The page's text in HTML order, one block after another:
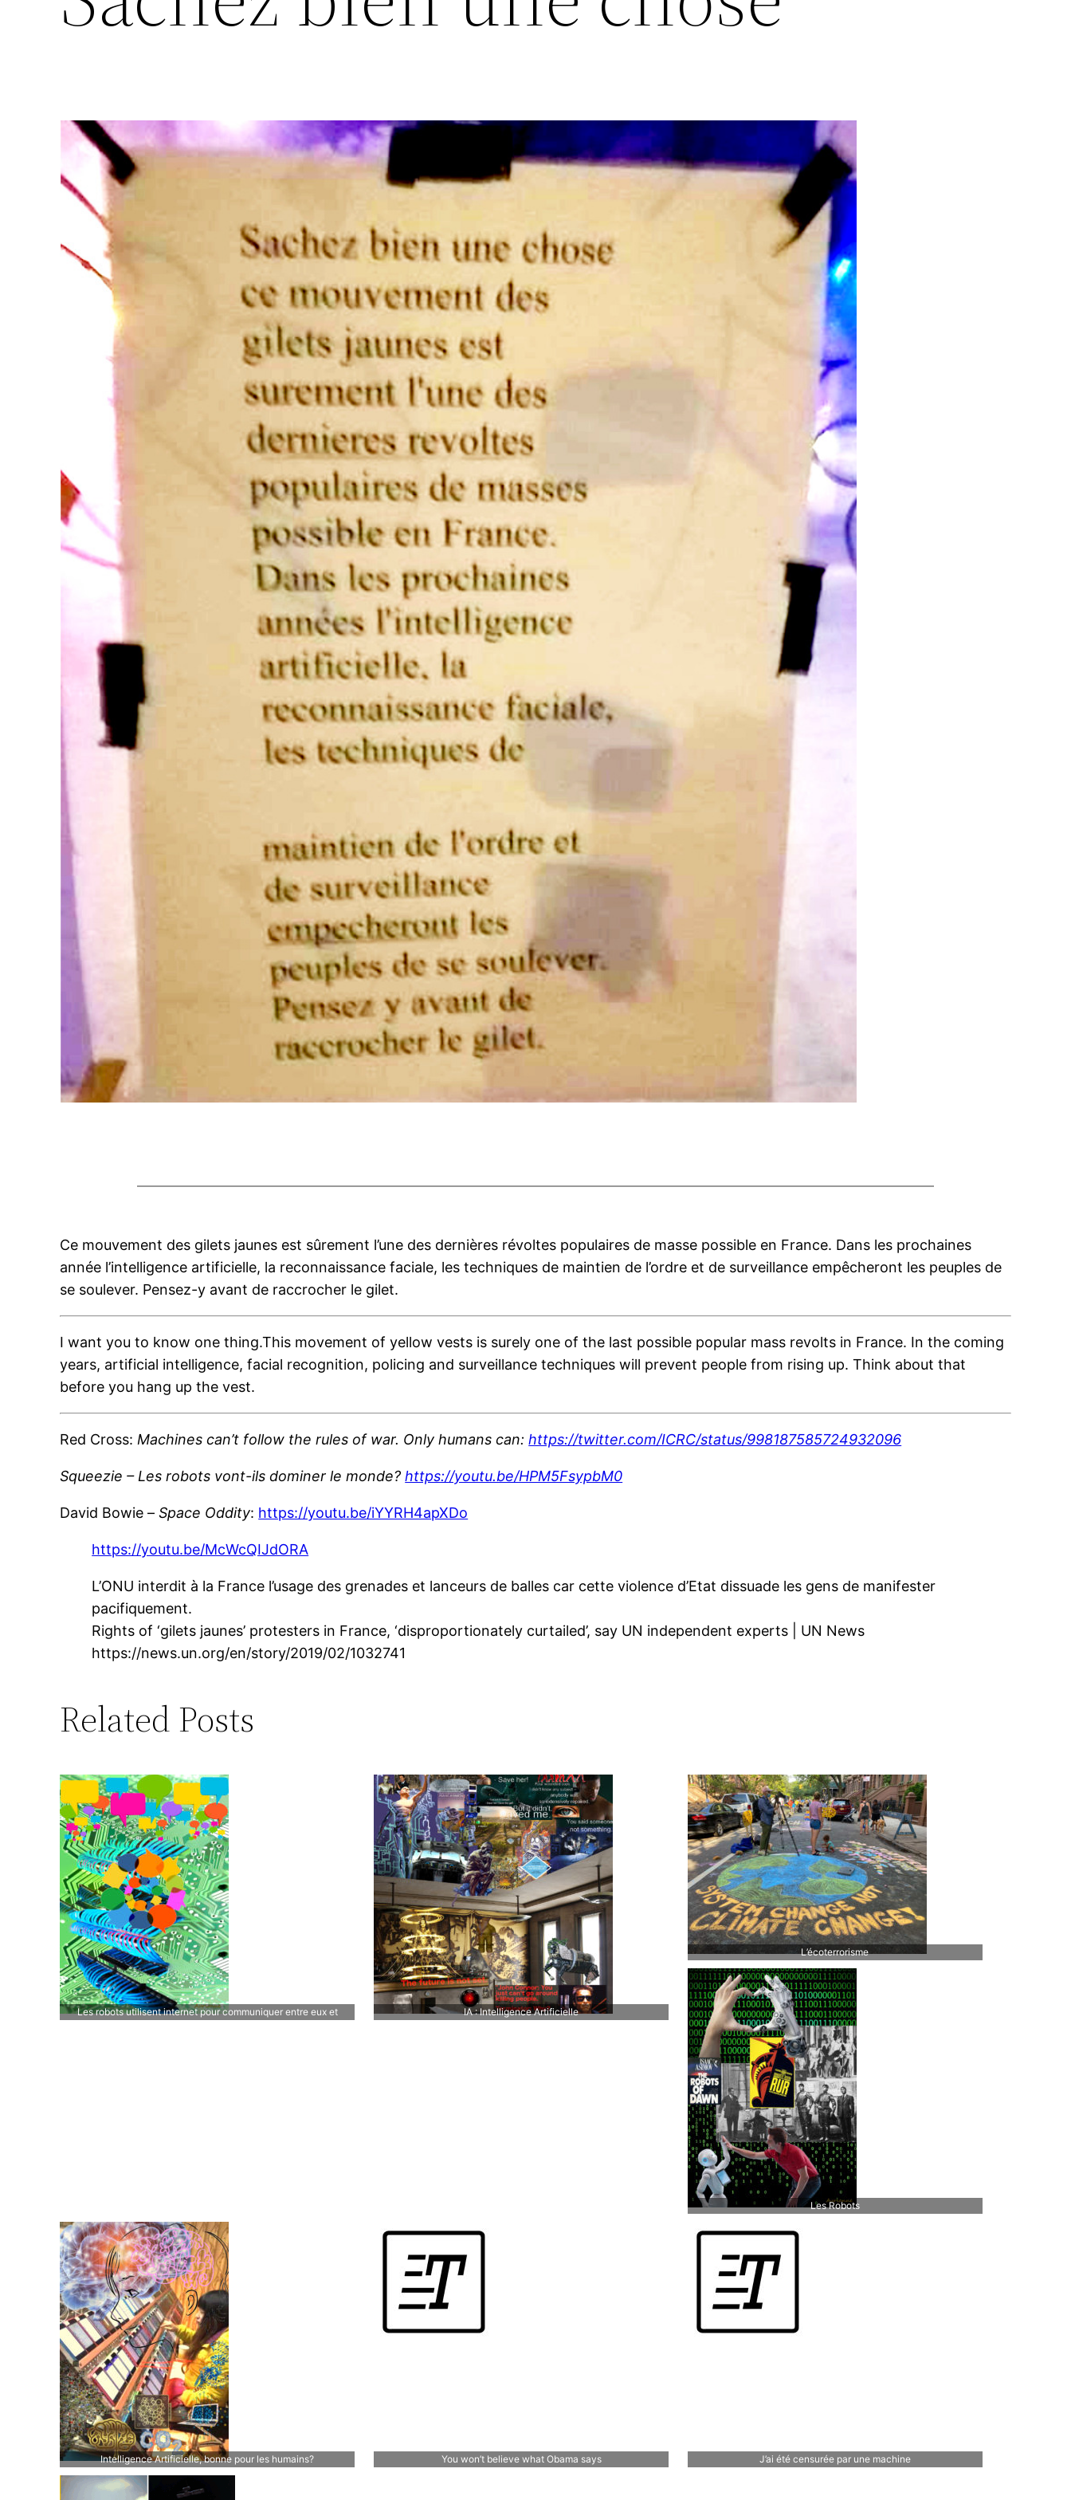
Ce mouvement des gilets jaunes est sûrement l’une des dernières révoltes populaires de masse possible en France. Dans les prochaines
année l’intelligence artificielle, la reconnaissance faciale, les techniques de maintien de l’ordre et de surveillance empêcheront les peuples de
se soulever. Pensez-y avant de raccrocher le gilet.
I want you to know one thing.This movement of yellow vests is surely one of the last possible popular mass revolts in France. In the coming
years, artificial intelligence, facial recognition, policing and surveillance techniques will prevent people from rising up. Think about that
before you hang up the vest.
Red Cross:Machines can’t follow the rules of war. Only humans can:https://twitter.com/ICRC/status/998187585724932096
Squeezie – Les robots vont-ils dominer le monde?https://youtu.be/HPM5FsypbM0
David Bowie –Space Oddity: https://youtu.be/iYYRH4apXDo
https://youtu.be/McWcQIJdORA
L’ONU interdit à la France l’usage des grenades et lanceurs de balles car cette violence d’Etat dissuade les gens de manifester
pacifiquement.
Rights of ‘gilets jaunes’ protesters in France, ‘disproportionately curtailed’, say UN independent experts | UN News
https://news.un.org/en/story/2019/02/1032741
Related Posts
Les robots utilisent internet pour communiquer entre eux et
IA : Intelligence Artificielle
L’écoterrorisme
Les Robots
Intelligence Artificielle, bonne pour les humains? You won’t believe what Obama says J’ai été censurée par une machine